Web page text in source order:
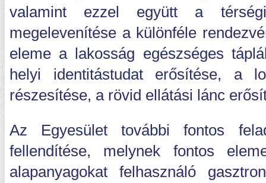
valamint ezzel együtt a
megelevenítése a különféle
eleme a lakosság egészséges
helyi identitástudat erősítése, a
részesítése, a rövid ellátási lánc
Az Egyesület további fontos
fellendítése, melynek fontos
alapanyagokat felhasználó